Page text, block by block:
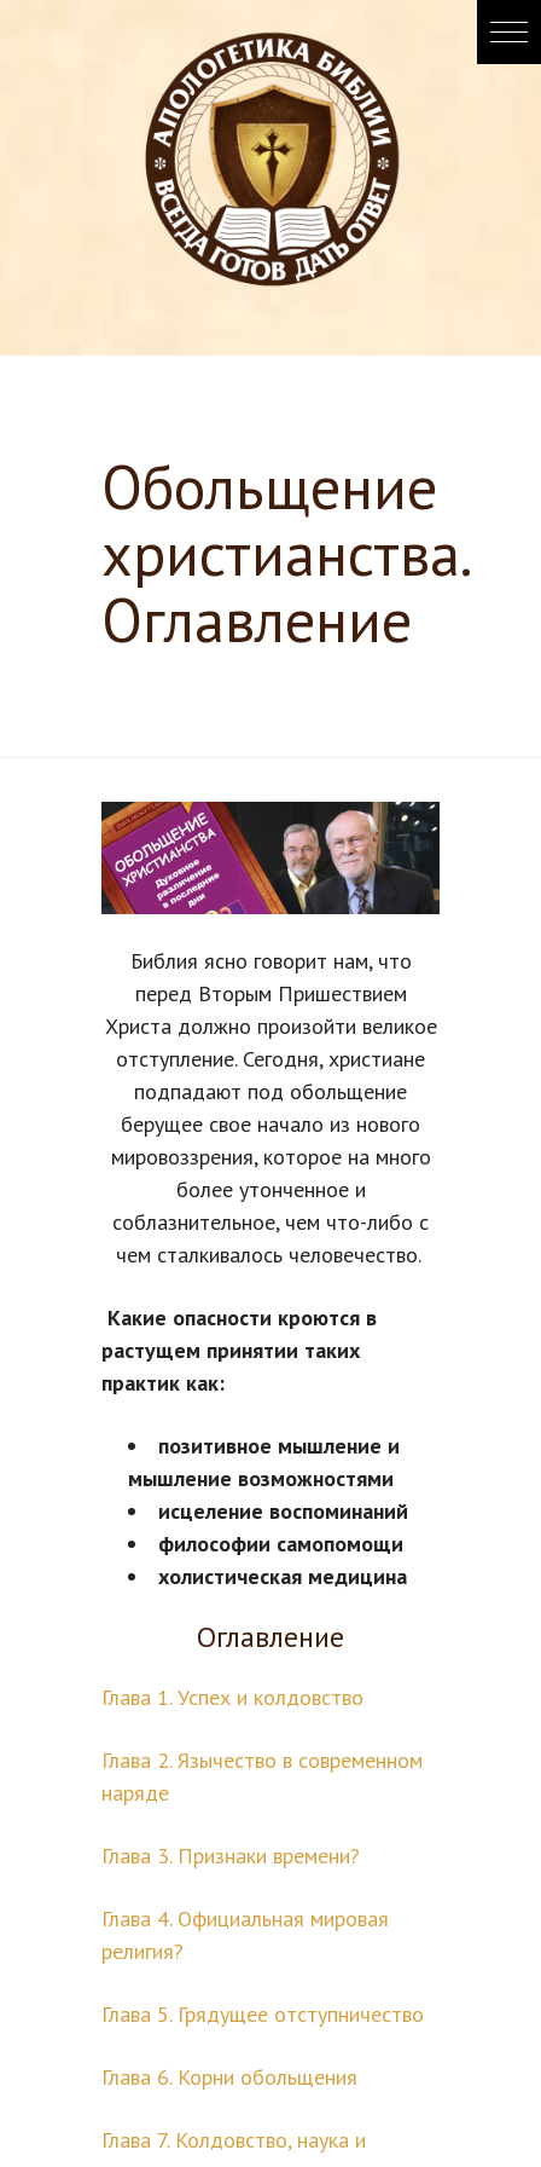
Обольщение
христианства.
Оглавление
Библия ясно говорит нам, что
перед Вторым Пришествием
Христа должно произойти великое
отступление. Сегодня, христиане
подпадают под обольщение
берущее свое начало из нового
мировоззрения, которое на много
более утонченное и
соблазнительное, чем что-либо с
чем сталкивалось человечество.
Какие опасности кроются в
растущем принятии таких
практик как:
позитивное мышление и
мышление возможностями
исцеление воспоминаний
философии самопомощи
холистическая медицина
Оглавление
Глава 1. Успех и колдовство
Глава 2. Язычество в современном
наряде
Глава 3. Признаки времени?
Глава 4. Официальная мировая
религия?
Глава 5. Грядущее отступничество
Глава 6. Корни обольщения
Глава 7. Колдовство, наука и